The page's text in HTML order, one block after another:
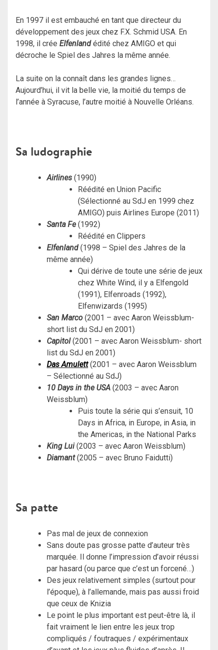
En 1997 il est embauché en tant que directeur du
développement des jeux chez F.X. Schmid USA. En
1998, il crée Elfenlandédité chez AMIGO et qui
décroche le Spiel des Jahres la même année.
La suite on la connaît dans les grandes lignes…
Aujourd’hui, il vit la belle vie, la moitié du temps de
l’année à Syracuse, l’autre moitié à Nouvelle Orléans.
Sa ludographie
Airlines (1990)
Réédité en Union Pacific
(Sélectionné au SdJ en 1999 chez
AMIGO) puis Airlines Europe (2011)
Santa Fe(1992)
Réédité en Clippers
Elfenland(1998 – Spiel des Jahres de la
même année)
Qui dérive de toute une série de jeux
chez White Wind, il y a Elfengold
(1991), Elfenroads (1992),
Elfenwizards (1995)
San Marco (2001 – avec Aaron Weissblum-
short list du SdJ en 2001)
Capitol(2001 – avec Aaron Weissblum- short
list du SdJ en 2001)
Das Amulett (2001 – avec Aaron Weissblum
– Sélectionné au SdJ)
10 Days in the USA (2003 – avec Aaron
Weissblum)
Puis toute la série qui s’ensuit, 10
Days in Africa, in Europe, in Asia, in
the Americas, in the National Parks
King Lui(2003 – avec Aaron Weissblum)
Diamant(2005 – avec Bruno Faidutti)
Sa patte
Pas mal de jeux de connexion
Sans doute pas grosse patte d’auteur très
marquée. Il donne l’impression d’avoir réussi
par hasard (ou parce que c’est un forcené…)
Des jeux relativement simples (surtout pour
l’époque), à l’allemande, mais pas aussi froid
que ceux de Knizia
Le point le plus important est peut-être là, il
fait vraiment le lien entre les jeux trop
compliqués / foutraques / expérimentaux